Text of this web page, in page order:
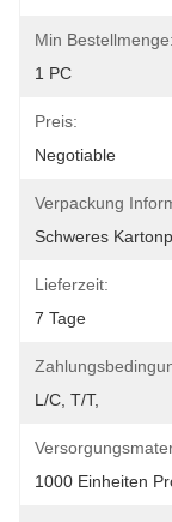
Min Bestellmenge:
1 PC
Preis:
Negotiable
Verpackung
Schweres
Lieferzeit:
7 Tage
L/C, T/T,
1000 Einheiten